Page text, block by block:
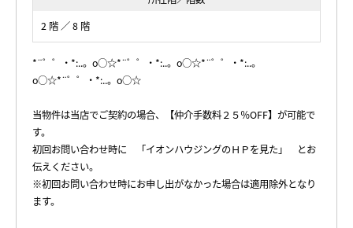
2 階 ／ 8 階
*¨゜゜・*:..。o○☆*¨゜゜・*:..。o○☆*¨゜゜・*:..。
o○☆*¨゜゜・*:..。o○☆
当物件は当店でご契約の場合、【仲介手数料２５％OFF】が可能で
す。
初回お問い合わせ時に 「イオンハウジングのＨＰを見た」 とお
伝えください。
※初回お問い合わせ時にお申し出がなかった場合は適用除外となり
ます。